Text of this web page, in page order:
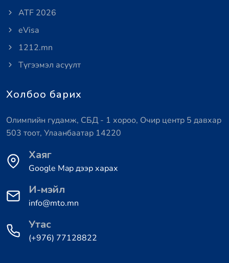
ATF 2026
eVisa
1212.mn
Түгээмэл асуулт
Холбоо барих
Олимпийн гудамж, СБД - 1 хороо, Очир центр 5 давхар
503 тоот, Улаанбаатар 14220
Хаяг
Google Map дээр харах
И-мэйл
info@mto.mn
Утас
(+976) 77128822